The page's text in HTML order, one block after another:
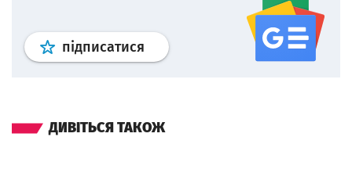
підписатися Профіль google news
ДИВІТЬСЯ ТАКОЖ